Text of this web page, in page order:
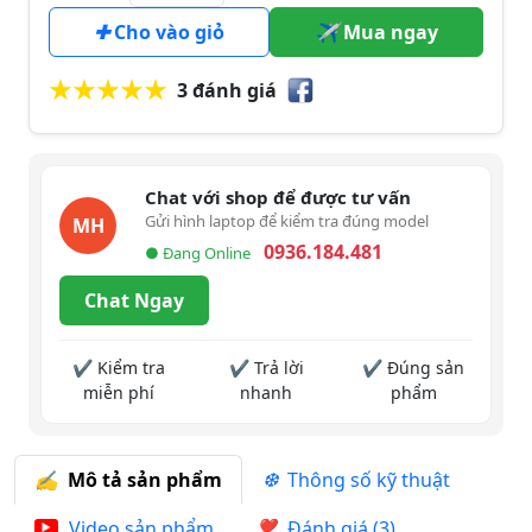
Cho vào giỏ
Mua ngay
3 đánh giá
MH
Chat với shop để được tư vấn
Gửi hình laptop để kiểm tra đúng model
● Đang Online
0936.184.481
Chat Ngay
✔ Kiểm tra
miễn phí
✔ Trả lời
nhanh
✔ Đúng sản
phẩm
Mô tả sản phẩm
Thông số kỹ thuật